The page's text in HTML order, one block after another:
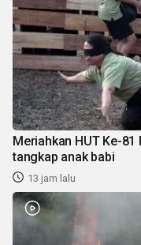
Meriahkan HUT Ke-
tangkap anak babi
13 jam lalu